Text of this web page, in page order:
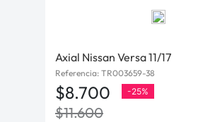
Axial Nissan Versa 11/17
Referencia: TR003659-38
$8.700 -25%
$11.600